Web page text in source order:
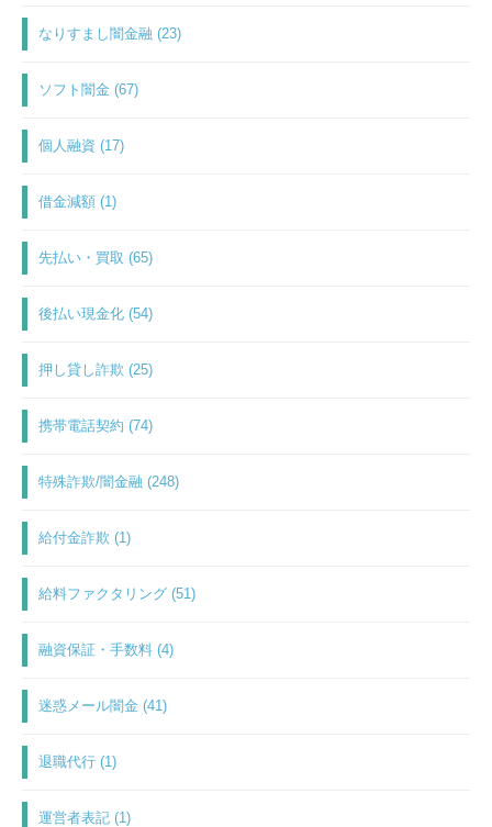
なりすまし闇金融 (23)
ソフト闇金 (67)
個人融資 (17)
借金減額 (1)
先払い・買取 (65)
後払い現金化 (54)
押し貸し詐欺 (25)
携帯電話契約 (74)
特殊詐欺/闇金融 (248)
給付金詐欺 (1)
給料ファクタリング (51)
融資保証・手数料 (4)
迷惑メール闇金 (41)
退職代行 (1)
運営者表記 (1)